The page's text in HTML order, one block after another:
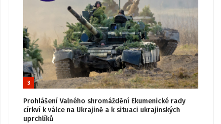
3
Prohlášení Valného shromáždění Ekumenické rady
církví k válce na Ukrajině a k situaci ukrajinských
uprchlíků